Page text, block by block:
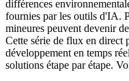
différences
fournies par les outils d'IA.
mineures peuvent devenir
Cette série de flux en direct
développement en temps
solutions étape par étape.